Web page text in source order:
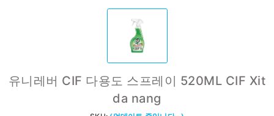
유니레버 CIF 다용도 스프레이 520ML CIF Xit
da nang